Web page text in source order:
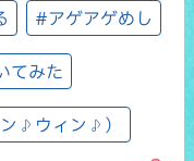
#アゲアゲめし
てみた
♪ウィン♪）